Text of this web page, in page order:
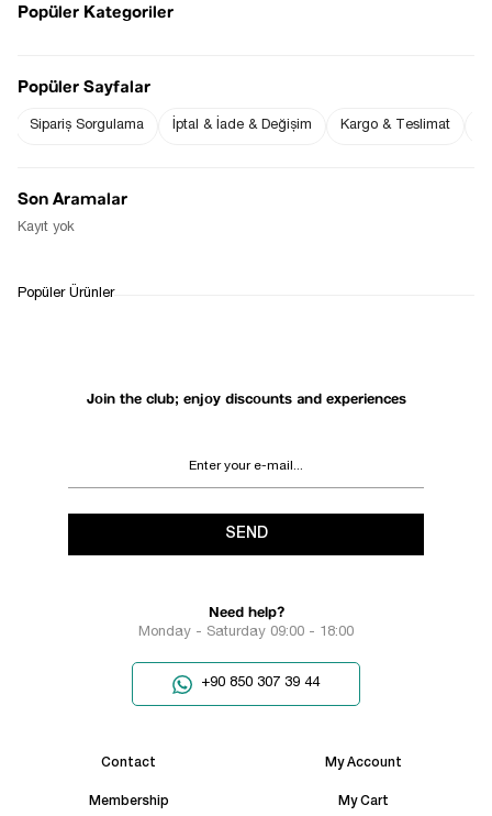
Notify Me When Available
RETURN AND EXCHANGE
Join the club; enjoy discounts and experiences
SEND
Need help?
Monday - Saturday 09:00 - 18:00
+90 850 307 39 44
Contact My Account
Membership My Cart
Popüler Kategoriler
Popüler Sayfalar
Sipariş Sorgulama İptal & İade & Değişim Kargo & Teslimat
Son Aramalar
Kayıt yok
Popüler Ürünler